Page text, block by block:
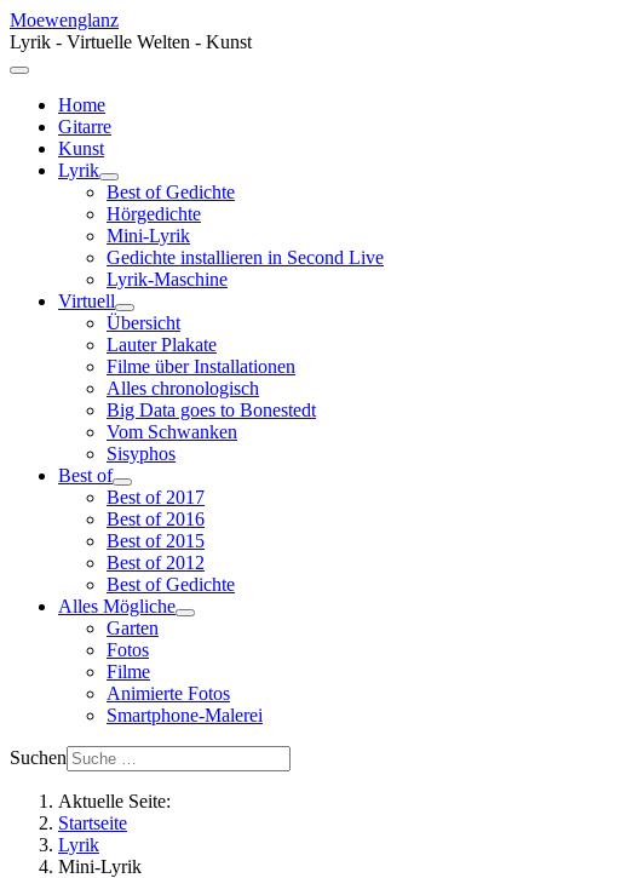
Moewenglanz
Lyrik - Virtuelle Welten - Kunst
Home
Gitarre
Kunst
Lyrik
Best of Gedichte
Hörgedichte
Mini-Lyrik
Gedichte installieren in Second Live
Lyrik-Maschine
Virtuell
Übersicht
Lauter Plakate
Filme über Installationen
Alles chronologisch
Big Data goes to Bonestedt
Vom Schwanken
Sisyphos
Best of
Best of 2017
Best of 2016
Best of 2015
Best of 2012
Best of Gedichte
Alles Mögliche
Garten
Fotos
Filme
Animierte Fotos
Smartphone-Malerei
Suchen
Aktuelle Seite:
Startseite
Lyrik
Mini-Lyrik